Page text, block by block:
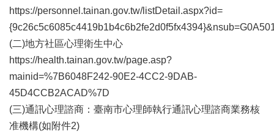
民
交
流
載
專
區
主
https://personnel.tainan.gov.tw/listDetail.aspx?id=
(二)地方社區心理衛生中心
https://health.tainan.gov.tw/page.asp?
mainid=%7B6048F242-90E2-4CC2-9DAB-
45D4CCB2ACAD%7D
(三)通訊心理諮商：臺南市心理師執行通訊心理諮商業務核
准機構(如附件2)